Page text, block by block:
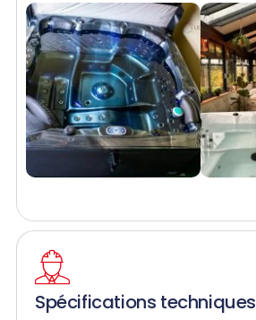
Spécifications techniques